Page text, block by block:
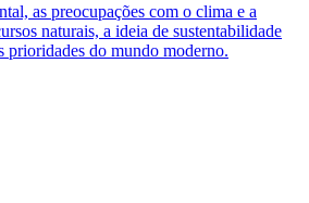
as preocupações com o clima e a
naturais, a ideia de sustentabilidade
prioridades do mundo moderno.